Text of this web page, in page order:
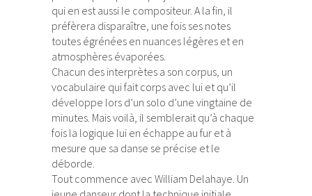
qui en est aussi le compositeur. A la fin, il
préfèrera disparaître, une fois ses notes
toutes égrénées en nuances légères et en
atmosphères évaporées.
Chacun des interprètes a son corpus, un
vocabulaire qui fait corps avec lui et qu’il
développe lors d’un solo d’une vingtaine de
minutes. Mais voilà, il semblerait qu’à chaque
fois la logique lui en échappe au fur et à
mesure que sa danse se précise et le
déborde.
Tout commence avec William Delahaye. Un